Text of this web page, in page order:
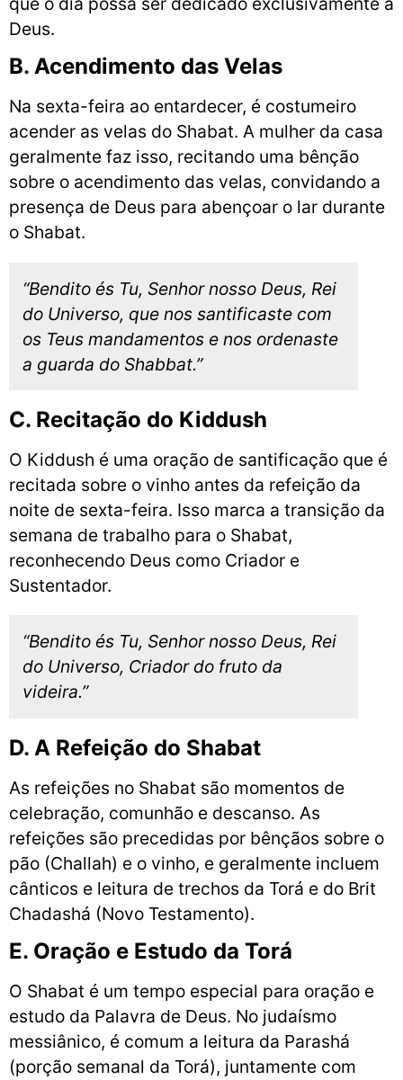
Deus.
B. Acendimento das Velas
Na sexta-feira ao entardecer, é costumeiro
acender as velas do Shabat. A mulher da casa
geralmente faz isso, recitando uma bênção
sobre o acendimento das velas, convidando a
presença de Deus para abençoar o lar durante
o Shabat.
“Bendito és Tu, Senhor nosso Deus, Rei
do Universo, que nos santificaste com
os Teus mandamentos e nos ordenaste
a guarda do Shabbat.”
C. Recitação do Kiddush
O Kiddush é uma oração de santificação que é
recitada sobre o vinho antes da refeição da
noite de sexta-feira. Isso marca a transição da
semana de trabalho para o Shabat,
reconhecendo Deus como Criador e
Sustentador.
“Bendito és Tu, Senhor nosso Deus, Rei
do Universo, Criador do fruto da
videira.”
D. A Refeição do Shabat
As refeições no Shabat são momentos de
celebração, comunhão e descanso. As
refeições são precedidas por bênçãos sobre o
pão (Challah) e o vinho, e geralmente incluem
cânticos e leitura de trechos da Torá e do Brit
Chadashá (Novo Testamento).
E. Oração e Estudo da Torá
O Shabat é um tempo especial para oração e
estudo da Palavra de Deus. No judaísmo
messiânico, é comum a leitura da Parashá
(porção semanal da Torá), juntamente com